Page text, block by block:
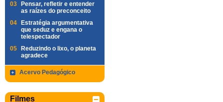
03
Pensar, refletir e entender
as raízes do preconceito
04
Estratégia argumentativa
que seduz e engana o
telespectador
05
Reduzindo o lixo, o planeta
agradece
Acervo Pedagógico
Filmes